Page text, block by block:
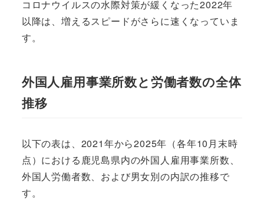
コロナウイルスの水際対策が緩くなった2022年
以降は、増えるスピードがさらに速くなっていま
す。
外国人雇用事業所数と労働者数の全体
推移
以下の表は、2021年から2025年（各年10月末時
点）における鹿児島県内の外国人雇用事業所数、
外国人労働者数、および男女別の内訳の推移で
す。